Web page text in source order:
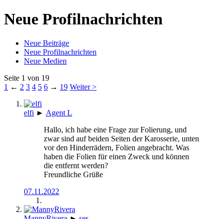
Neue Profilnachrichten
Neue Beiträge
Neue Profilnachrichten
Neue Medien
Seite 1 von 19
1 ← 2 3 4 5 6 → 19 Weiter >
elfi ► Agent L
Hallo, ich habe eine Frage zur Folierung, und
zwar sind auf beiden Seiten der Karosserie, unten
vor den Hinderrädern, Folien angebracht. Was
haben die Folien für einen Zweck und können
die entfernt werden?
Freundliche Grüße
07.11.2022